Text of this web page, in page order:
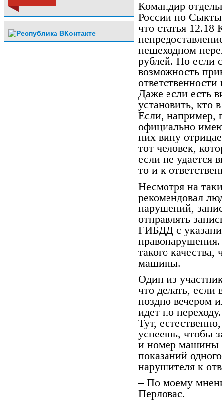
Командир
России по
что статья
пешеходном
рублей. Но если
возможность
Даже если есть
установить, кто
Если, например,
официально
них вину
тот человек,
если не удается
то и к
Несмотря на
рекомендовал
нарушений,
отправлять
ГИБДД с
такого
машины.
Один из
что делать,
поздно вечером
идет по
Тут,
успеешь, чтобы
и номер машины
показаний
нарушителя к
– По моему
Перловас.